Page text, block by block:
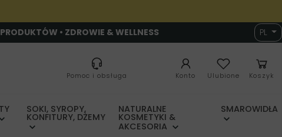
• ZDROWIE & WELLNESS PL
Pomoc i obsługa Konto Ulubione Koszyk
SOKI, SYROPY,
KONFITURY, DŻEMY
NATURALNE
KOSMETYKI &
AKCESORIA
SMAROWIDŁA